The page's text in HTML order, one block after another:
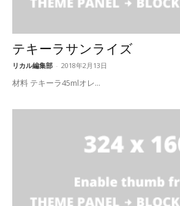
テキーラサンライズ
リカル編集部 - 2018年2月13日
材料 テキーラ45mlオレ...